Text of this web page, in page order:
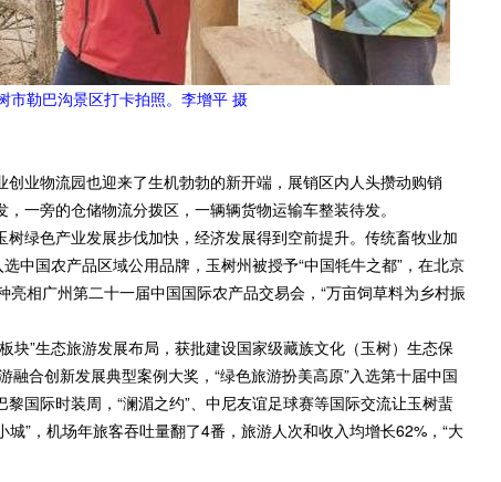
市勒巴沟景区打卡拍照。李增平 摄
业物流园也迎来了生机勃勃的新开端，展销区内人头攒动购销
一旁的仓储物流分拨区，一辆辆货物运输车整装待发。
绿色产业发展步伐加快，经济发展得到空前提升。传统畜牧业加
中国农产品区域公用品牌，玉树州被授予“中国牦牛之都”，在北京
相广州第二十一届中国国际农产品交易会，“万亩饲草料为乡村振
”生态旅游发展布局，获批建设国家级藏族文化（玉树）生态保
合创新发展典型案例大奖，“绿色旅游扮美高原”入选第十届中国
国际时装周，“澜湄之约”、中尼友谊足球赛等国际交流让玉树蜚
”，机场年旅客吞吐量翻了4番，旅游人次和收入均增长62%，“大